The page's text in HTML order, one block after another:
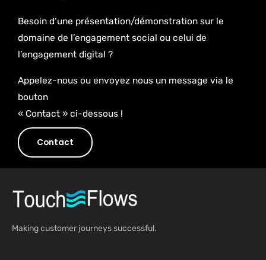
Besoin d’une présentation/démonstration sur le
domaine de l’engagement social ou celui de
l’engagement digital ?
Appelez-nous ou envoyez nous un message via le
bouton
« Contact » ci-dessous !
Contact
Making customer journeys successful.